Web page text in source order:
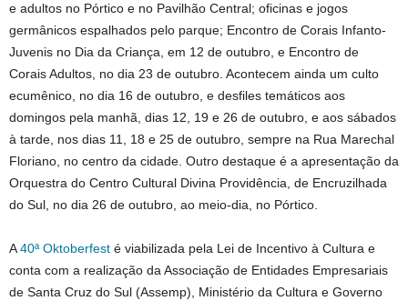
e adultos no Pórtico e no Pavilhão Central; oficinas e jogos
germânicos espalhados pelo parque; Encontro de Corais Infanto-
Juvenis no Dia da Criança, em 12 de outubro, e Encontro de
Corais Adultos, no dia 23 de outubro. Acontecem ainda um culto
ecumênico, no dia 16 de outubro, e desfiles temáticos aos
domingos pela manhã, dias 12, 19 e 26 de outubro, e aos sábados
à tarde, nos dias 11, 18 e 25 de outubro, sempre na Rua Marechal
Floriano, no centro da cidade. Outro destaque é a apresentação da
Orquestra do Centro Cultural Divina Providência, de Encruzilhada
do Sul, no dia 26 de outubro, ao meio-dia, no Pórtico.
A40ª Oktoberfest é viabilizada pela Lei de Incentivo à Cultura e
conta com a realização da Associação de Entidades Empresariais
de Santa Cruz do Sul (Assemp), Ministério da Cultura e Governo